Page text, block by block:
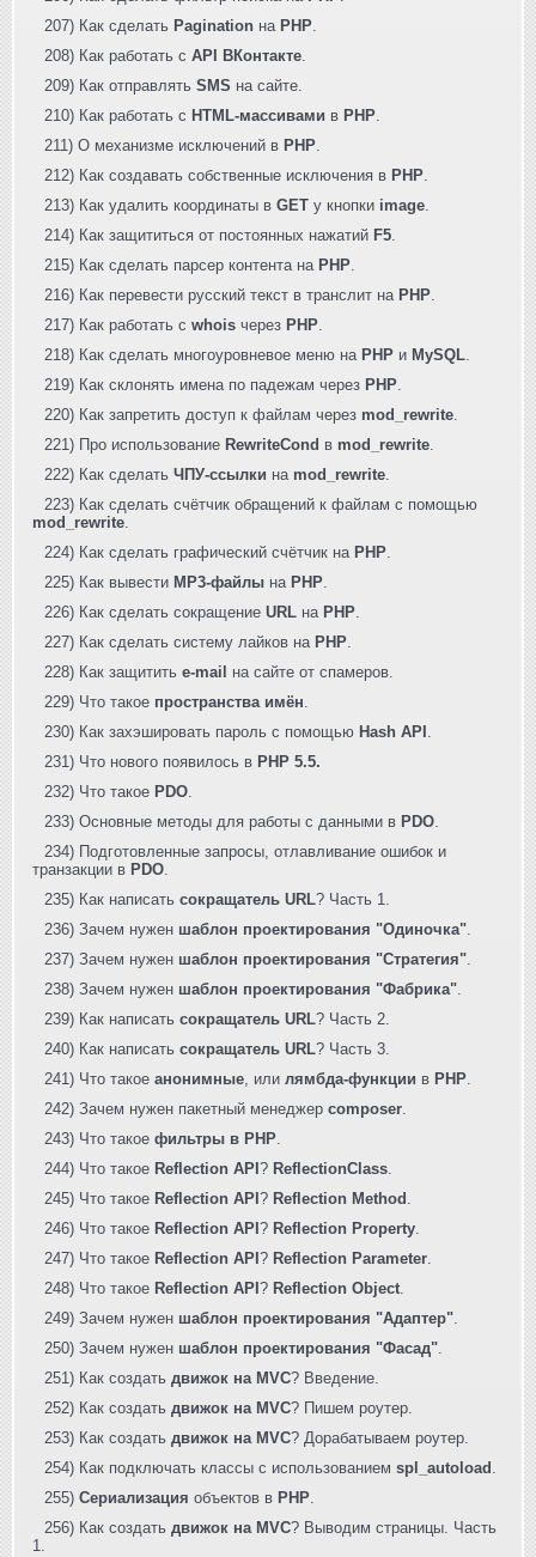
207) Как сделать Pagination на PHP.
208) Как работать с API ВКонтакте.
209) Как отправлять SMS на сайте.
210) Как работать с HTML-массивами в PHP.
211) О механизме исключений в PHP.
212) Как создавать собственные исключения в PHP.
213) Как удалить координаты в GET у кнопки image.
214) Как защититься от постоянных нажатий F5.
215) Как сделать парсер контента на PHP.
216) Как перевести русский текст в транслит на PHP.
217) Как работать с whois через PHP.
218) Как сделать многоуровневое меню на PHP и MySQL.
219) Как склонять имена по падежам через PHP.
220) Как запретить доступ к файлам через mod_rewrite.
221) Про использование RewriteCond в mod_rewrite.
222) Как сделать ЧПУ-ссылки на mod_rewrite.
223) Как сделать счётчик обращений к файлам с помощью
mod_rewrite.
224) Как сделать графический счётчик на PHP.
225) Как вывести MP3-файлы на PHP.
226) Как сделать сокращение URL на PHP.
227) Как сделать систему лайков на PHP.
228) Как защитить e-mail
на сайте от спамеров.
229) Что такое пространства имён.
230) Как захэшировать пароль с помощью Hash API .
231) Что нового появилось в PHP 5.5.
232) Что такое PDO.
233) Основные методы для работы с данными в PDO.
234) Подготовленные запросы, отлавливание ошибок и
транзакции в PDO.
235) Как написать сокращатель URL? Часть 1.
236) Зачем нужен шаблон проектирования "Одиночка".
237) Зачем нужен шаблон проектирования "Стратегия".
238) Зачем нужен шаблон проектирования "Фабрика".
239) Как написать сокращатель URL? Часть 2.
240) Как написать сокращатель URL? Часть 3.
241) Что такое анонимные, или лямбда-функции в PHP.
242) Зачем нужен пакетный менеджер composer.
243) Что такое фильтры в PHP.
244) Что такое Reflection API ? ReflectionClass.
245) Что такое Reflection API ? Reflection Method .
246) Что такое Reflection API ? Reflection Property.
247) Что такое Reflection API ? Reflection Parameter.
248) Что такое Reflection API ? Reflection Object.
249) Зачем нужен шаблон проектирования "Адаптер".
250) Зачем нужен шаблон проектирования "Фасад".
251) Как создать движок на MVC? Введение.
252) Как создать движок на MVC? Пишем роутер.
253) Как создать движок на MVC? Дорабатываем роутер.
254) Как подключать классы с использованием spl_autoload .
255) Сериализация объектов в PHP.
256) Как создать движок на MVC? Выводим страницы. Часть
1.